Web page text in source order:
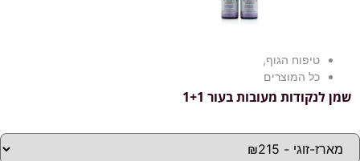
טיפוח הגוף,
כל המוצרים
שמן לנקודות מעובות בעור 1+1